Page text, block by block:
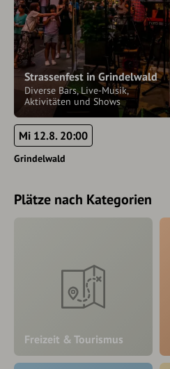
Strassenfest in Grindelwald
Diverse Bars, Live-Musik,
Aktivitäten und Shows
Mi 12.8. 20:00
Grindelwald
Plätze nach Kategorien
Freizeit & Tourismus